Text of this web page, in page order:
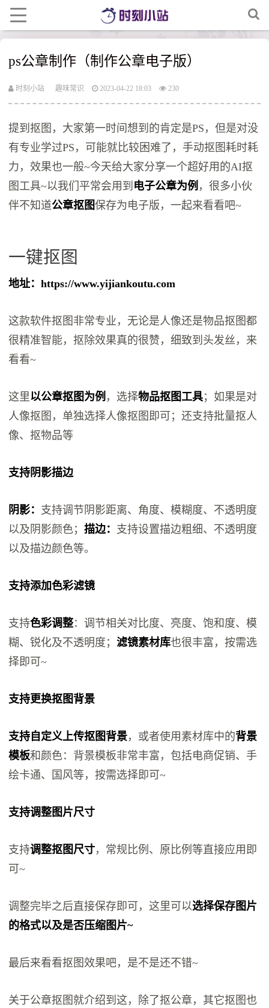
ps公章制作（制作公章电子版）
时刻小站 趣味常识 2023-04-22 18:03 230
提到抠图，大家第一时间想到的肯定是PS，但是对没
有专业学过PS，可能就比较困难了，手动抠图耗时耗
力，效果也一般~今天给大家分享一个超好用的AI抠
图工具~以我们平常会用到 电子公章为例 ，很多小伙
伴不知道公章抠图保存为电子版，一起来看看吧~
一键抠图
地址：https://www.yijiankoutu.com
这款软件抠图非常专业，无论是人像还是物品抠图都
很精准智能，抠除效果真的很赞，细致到头发丝，来
看看~
这里以公章抠图为例 ，选择物品抠图工具；如果是对
人像抠图，单独选择人像抠图即可；还支持批量抠人
像、抠物品等
支持阴影描边
阴影： 支持调节阴影距离、角度、模糊度、不透明度
以及阴影颜色；描边： 支持设置描边粗细、不透明度
以及描边颜色等。
支持添加色彩滤镜
支持色彩调整：调节相关对比度、亮度、饱和度、模
糊、锐化及不透明度；滤镜素材库也很丰富，按需选
择即可~
支持更换抠图背景
支持自定义上传抠图背景，或者使用素材库中的背景
模板和颜色：背景模板非常丰富，包括电商促销、手
绘卡通、国风等，按需选择即可~
支持调整图片尺寸
支持调整抠图尺寸，常规比例、原比例等直接应用即
可~
调整完毕之后直接保存即可，这里可以选择保存图片
的格式以及是否压缩图片~
最后来看看抠图效果吧，是不是还不错~
关于公章抠图就介绍到这，除了抠公章，其它抠图也